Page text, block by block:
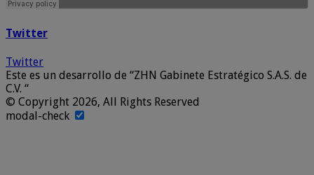
Twitter
Twitter
Este es un desarrollo de “ZHN Gabinete Estratégico S.A.S. de
C.V. “
© Copyright 2026, All Rights Reserved
modal-check